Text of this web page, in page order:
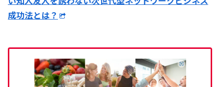
成功法とは？